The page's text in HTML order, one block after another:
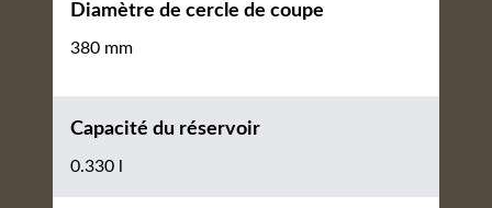
Diamètre de cercle de coupe
380 mm
Capacité du réservoir
0.330 l